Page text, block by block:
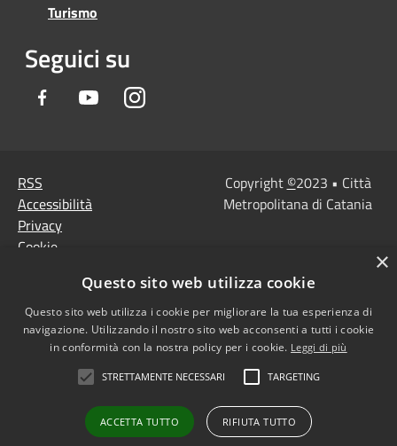
Turismo
Seguici su
Facebook YoutubeInstagram
RSS
Accessibilità
Privacy
Cookie
Note Legali
Agenzia per l'Italia
digitale
accessibilità
Dichiarazione di
accessibilità PagoPa
Copyright ©2023 • Città
Metropolitana di Catania
×
Questo sito web utilizza cookie
Questo sito web utilizza i cookie per migliorare la tua esperienza di
navigazione. Utilizzando il nostro sito web acconsenti a tutti i cookie
in conformità con la nostra policy per i cookie. Leggi di più
STRETTAMENTE NECESSARI TARGETING
ACCETTA TUTTO RIFIUTA TUTTO